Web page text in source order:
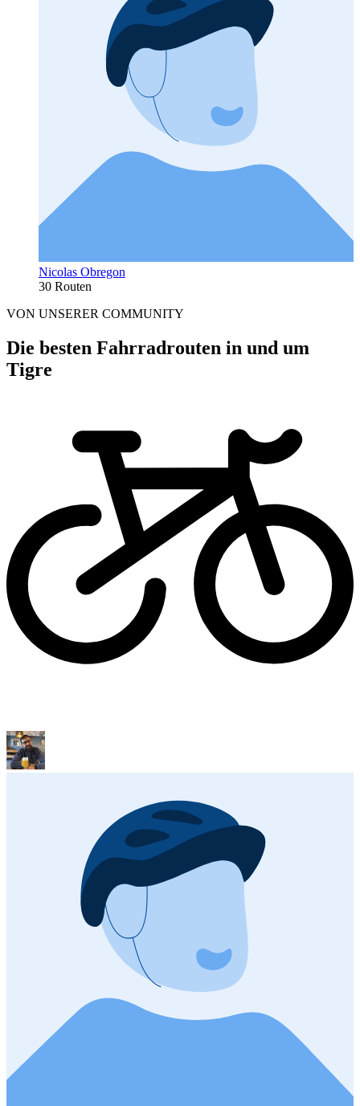
Nicolas Obregon
30 Routen
VON UNSERER COMMUNITY
Die besten Fahrradrouten in und um
Tigre